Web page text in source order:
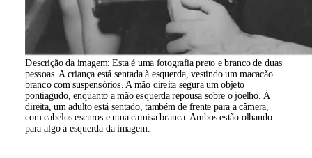
Descrição da imagem:Esta é uma fotografia preto e branco de duas
pessoas. A criança está sentada à esquerda, vestindo um macacão
branco com suspensórios. A mão direita segura um objeto
pontiagudo, enquanto a mão esquerda repousa sobre o joelho. À
direita, um adulto está sentado, também de frente para a câmera,
com cabelos escuros e uma camisa branca. Ambos estão olhando
para algo à esquerda da imagem.